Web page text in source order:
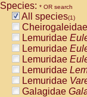
Species: * OR search
All species(1)
Cheirogaleidae
Lemuridae
Lemuridae
Lemuridae
Lemuridae
Lemuridae
Galagidae